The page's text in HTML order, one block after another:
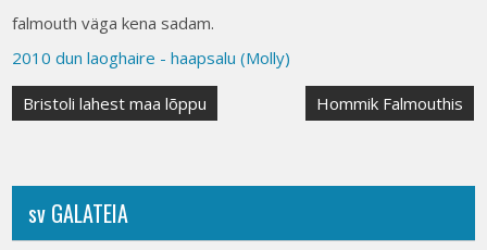
falmouth väga kena sadam.
2010 dun laoghaire - haapsalu (Molly)
Post
Bristoli lahest maa lõppu Hommik Falmouthis
sv GALATEIA